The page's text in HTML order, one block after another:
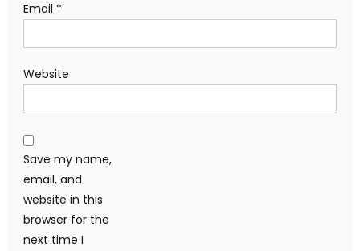
Email *
Website
Save my name,
email, and
website in this
browser for the
next time I